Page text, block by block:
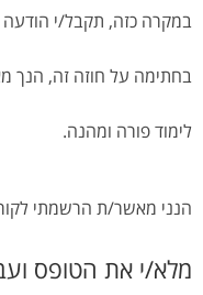
במקרה כזה, תקבל/י הודעה
בחתימה על חוזה זה, הנך
לימוד פורה ומהנה.
הנני מאשר/ת הרשמתי
מלא/י את הטופס